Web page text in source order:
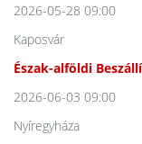
2026-05-28 09:00
Kaposvár
Észak-alföldi
2026-06-03 09:00
Nyíregyháza